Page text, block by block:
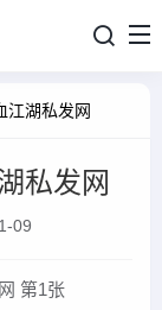
江湖私发网
私发网
09